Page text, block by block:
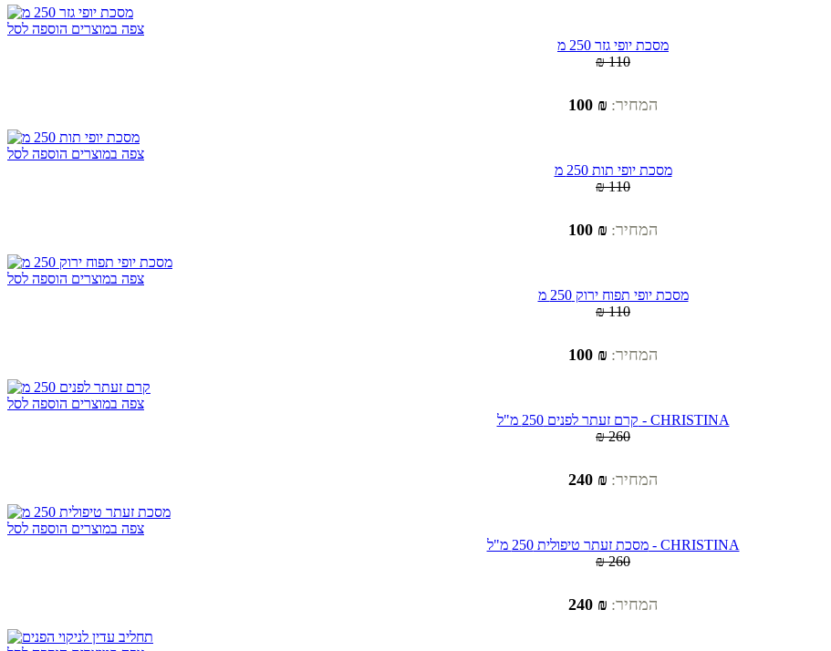
צפה במוצרים הוספה לסל
מסכת יופי גזר 250 מ
₪ 110
המחיר: ₪ 100
צפה במוצרים הוספה לסל
מסכת יופי תות 250 מ
₪ 110
המחיר: ₪ 100
צפה במוצרים הוספה לסל
מסכת יופי תפוח ירוק 250 מ
₪ 110
המחיר: ₪ 100
צפה במוצרים הוספה לסל
קרם זעתר לפנים 250 מ"ל - CHRISTINA
₪ 260
המחיר: ₪ 240
צפה במוצרים הוספה לסל
מסכת זעתר טיפולית 250 מ"ל - CHRISTINA
₪ 260
המחיר: ₪ 240